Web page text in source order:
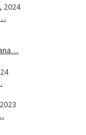
2024